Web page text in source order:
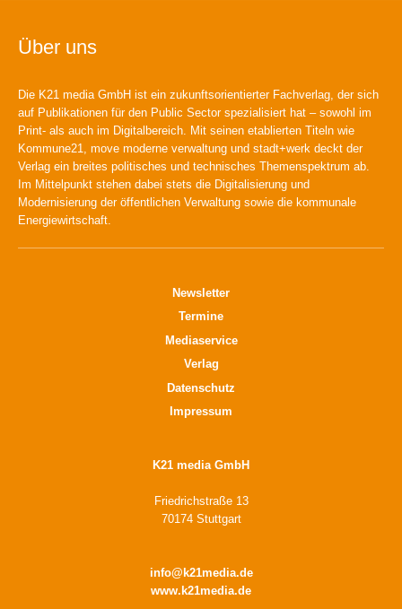
Über uns
Die K21 media GmbH ist ein zukunftsorientierter Fachverlag, der sich
auf Publikationen für den Public Sector spezialisiert hat – sowohl im
Print- als auch im Digitalbereich. Mit seinen etablierten Titeln wie
Kommune21, move moderne verwaltung und stadt+werk deckt der
Verlag ein breites politisches und technisches Themenspektrum ab.
Im Mittelpunkt stehen dabei stets die Digitalisierung und
Modernisierung der öffentlichen Verwaltung sowie die kommunale
Energiewirtschaft.
Newsletter
Termine
Mediaservice
Verlag
Datenschutz
Impressum
K21 media GmbH
Friedrichstraße 13
70174 Stuttgart
info@k21media.de
www.k21media.de